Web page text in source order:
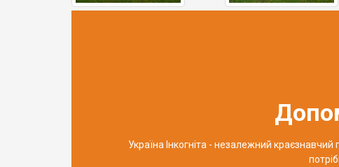
Україна Інкогніта - незалежний